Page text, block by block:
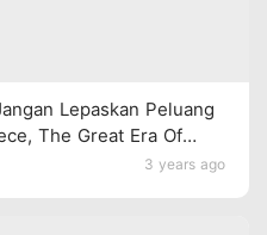
3 years ago
Lepaskan Peluang
The Great Era Of